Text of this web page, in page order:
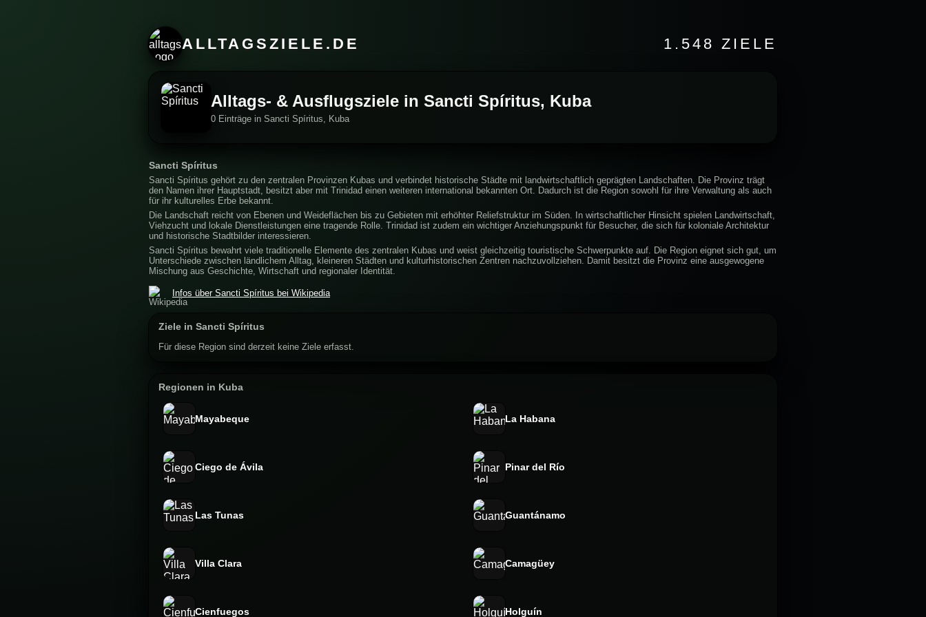
ALLTAGSZIELE.DE 1.548 ZIELE
Alltags- & Ausflugsziele in Sancti Spíritus, Kuba
0 Einträge in Sancti Spíritus, Kuba
Sancti Spíritus
Sancti Spíritus gehört zu den zentralen Provinzen Kubas und verbindet historische Städte mit landwirtschaftlich geprägten Landschaften. Die Provinz trägt
den Namen ihrer Hauptstadt, besitzt aber mit Trinidad einen weiteren international bekannten Ort. Dadurch ist die Region sowohl für ihre Verwaltung als auch
für ihr kulturelles Erbe bekannt.
Die Landschaft reicht von Ebenen und Weideflächen bis zu Gebieten mit erhöhter Reliefstruktur im Süden. In wirtschaftlicher Hinsicht spielen Landwirtschaft,
Viehzucht und lokale Dienstleistungen eine tragende Rolle. Trinidad ist zudem ein wichtiger Anziehungspunkt für Besucher, die sich für koloniale Architektur
und historische Stadtbilder interessieren.
Sancti Spíritus bewahrt viele traditionelle Elemente des zentralen Kubas und weist gleichzeitig touristische Schwerpunkte auf. Die Region eignet sich gut, um
Unterschiede zwischen ländlichem Alltag, kleineren Städten und kulturhistorischen Zentren nachzuvollziehen. Damit besitzt die Provinz eine ausgewogene
Mischung aus Geschichte, Wirtschaft und regionaler Identität.
Infos über Sancti Spíritus bei Wikipedia
Ziele in Sancti Spíritus
Für diese Region sind derzeit keine Ziele erfasst.
Regionen in Kuba
Mayabeque La Habana
Ciego de Ávila Pinar del Río
Las Tunas Guantánamo
Villa Clara Camagüey
Cienfuegos Holguín